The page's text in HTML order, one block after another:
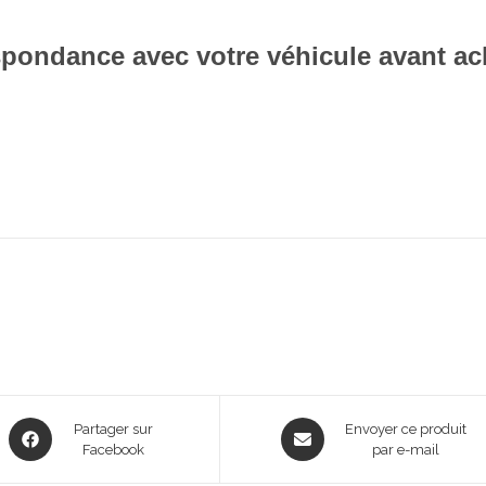
avec votre véhicule avant
Opens
in
Partager sur
Facebook
Opens
in
Envoyer ce produit
par e-mail